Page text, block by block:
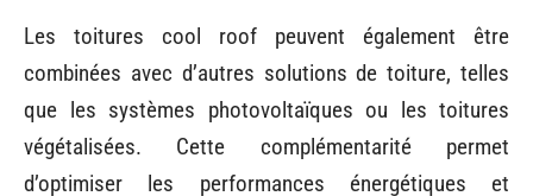
Les toitures cool roof peuvent également être
combinées avec d’autres solutions de toiture, telles
que les systèmes photovoltaïques ou les toitures
végétalisées. Cette complémentarité permet
d’optimiser les performances énergétiques et